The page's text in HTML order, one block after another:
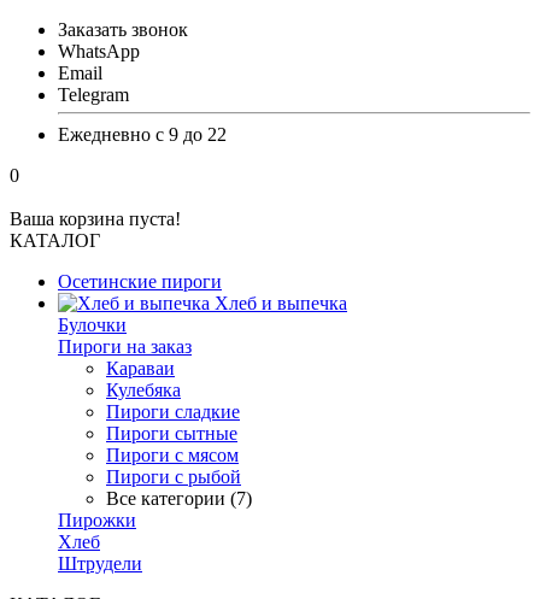
Заказать звонок
WhatsApp
Email
Telegram
Ежедневно с 9 до 22
0
Ваша корзина пуста!
КАТАЛОГ
Осетинские пироги
Хлеб и выпечка
Булочки
Пироги на заказ
Караваи
Кулебяка
Пироги сладкие
Пироги сытные
Пироги с мясом
Пироги с рыбой
Все категории (7)
Пирожки
Хлеб
Штрудели